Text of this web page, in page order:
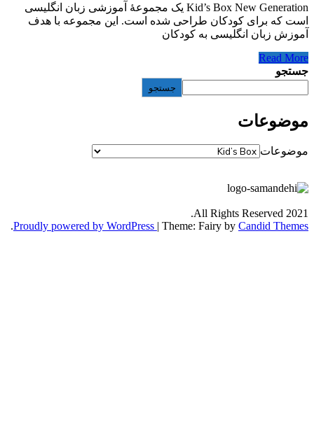
Kid’s Box New Generation یک مجموعۀ آموزشی زبان انگلیسی
برای کودکان طراحی شده است. این مجموعه با هدف
زبان انگلیسی به کودکان
All Rights Reserved
Proudly powered by WordPress|Theme: Fairy byCandid
.